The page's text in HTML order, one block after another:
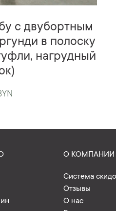
с двубортным
в полоску
нагрудный
О КОМПАНИИ
Система
Отзывы
О нас